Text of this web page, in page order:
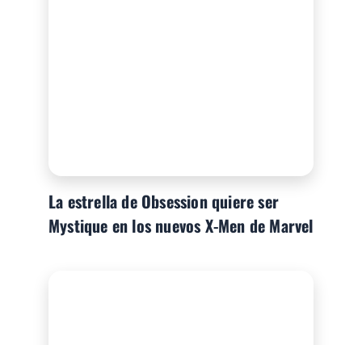
La estrella de Obsession quiere ser
Mystique en los nuevos X-Men de Marvel